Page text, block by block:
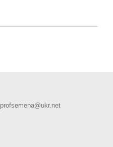
profsemena@ukr.net